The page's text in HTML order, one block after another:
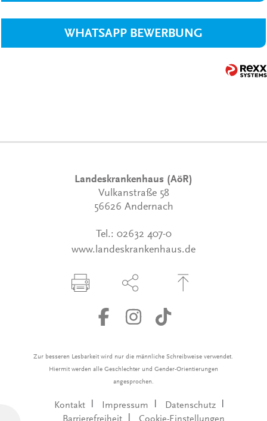
WHATSAPP BEWERBUNG
Landeskrankenhaus (AöR)
Vulkanstraße 58
56626 Andernach
Tel.: 02632 407-0
www.landeskrankenhaus.de
Zur besseren Lesbarkeit wird nur die männliche Schreibweise verwendet.
Hiermit werden alle Geschlechter und Gender-Orientierungen
angesprochen.
Kontakt Impressum
Datenschutz